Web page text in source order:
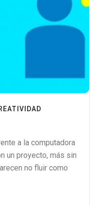
a la computadora
un proyecto, más sin
no fluir como